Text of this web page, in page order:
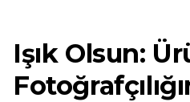
Işık Olsun: